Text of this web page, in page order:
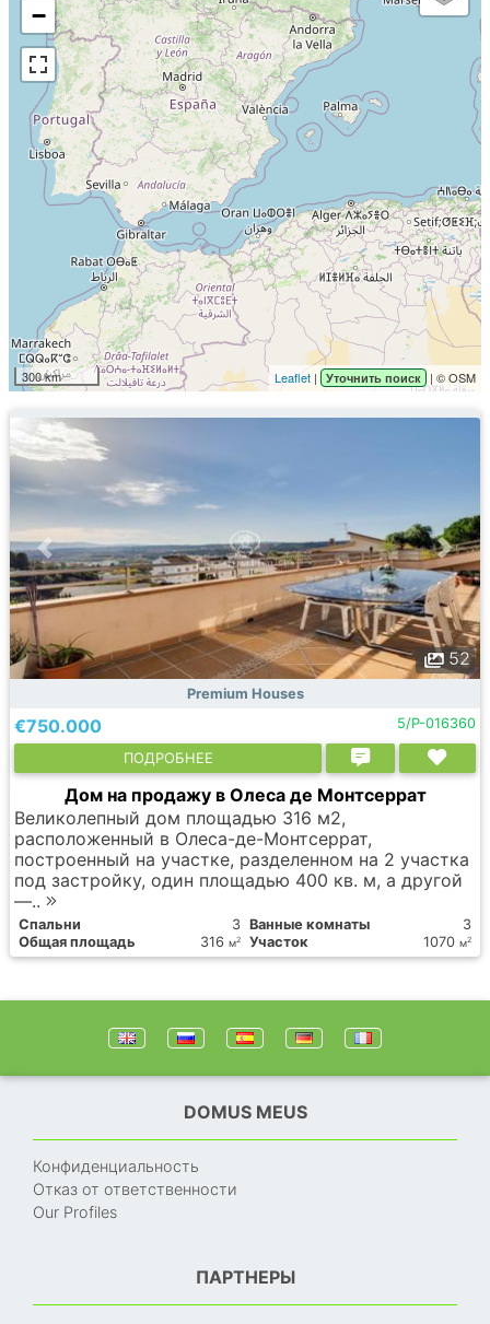
−
300 km Leaflet | Уточнить поиск | © OSM
52
Premium Houses
€750.000 5/P-016360
ПОДРОБНЕЕ
Дом на продажу в Олеса де Монтсеррат
Великолепный дом площадью 316 м2,
расположенный в Олеса-де-Монтсеррат,
построенный на участке, разделенном на 2 участка
под застройку, один площадью 400 кв. м, а другой
—..
Спальни 3 Ванные комнаты
3
Общая площадь
316 м2 Участок 1070 м2
DOMUS MEUS
Конфиденциальность
Отказ от ответственности
Our Profiles
ПАРТНЕРЫ